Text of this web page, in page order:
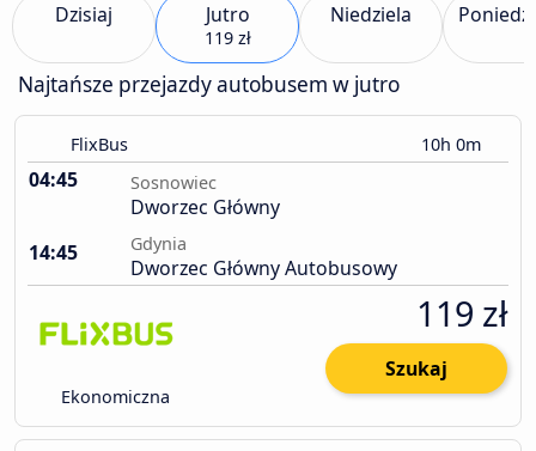
Dzisiaj Jutro
119 zł
Niedziela
Najtańsze przejazdy autobusem w jutro
FlixBus 10h 0m
04:45 Sosnowiec
Dworzec Główny
14:45
Gdynia
Dworzec Główny Autobusowy
Ekonomiczna
119 zł
Szukaj